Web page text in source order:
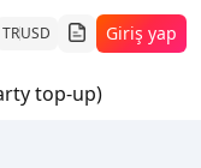
TRUSD Giriş yap
top-up)